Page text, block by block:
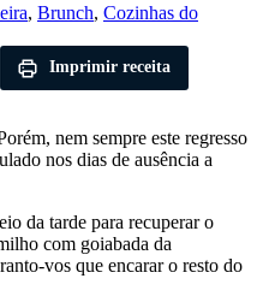
, Brunch, Cozinhas do
Imprimir receita
nem sempre este regresso
nos dias de ausência a
da tarde para recuperar o
com goiabada da
vos que encarar o resto do